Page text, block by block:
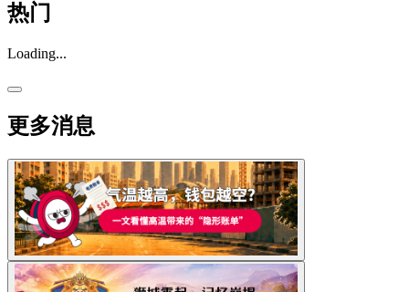
热门
Loading...
更多消息